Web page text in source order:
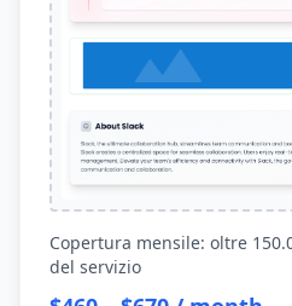
Copertura mensile: oltre
del servizio